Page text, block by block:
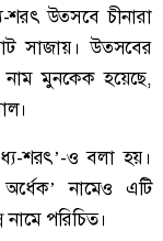
শরৎ উত্সবে চীনারা
সাজায়। উত্সবের
নাম মুনকেক হয়েছে,
শরৎ’-ও বলা হয়।
নামেও এটি
নামে পরিচিত।